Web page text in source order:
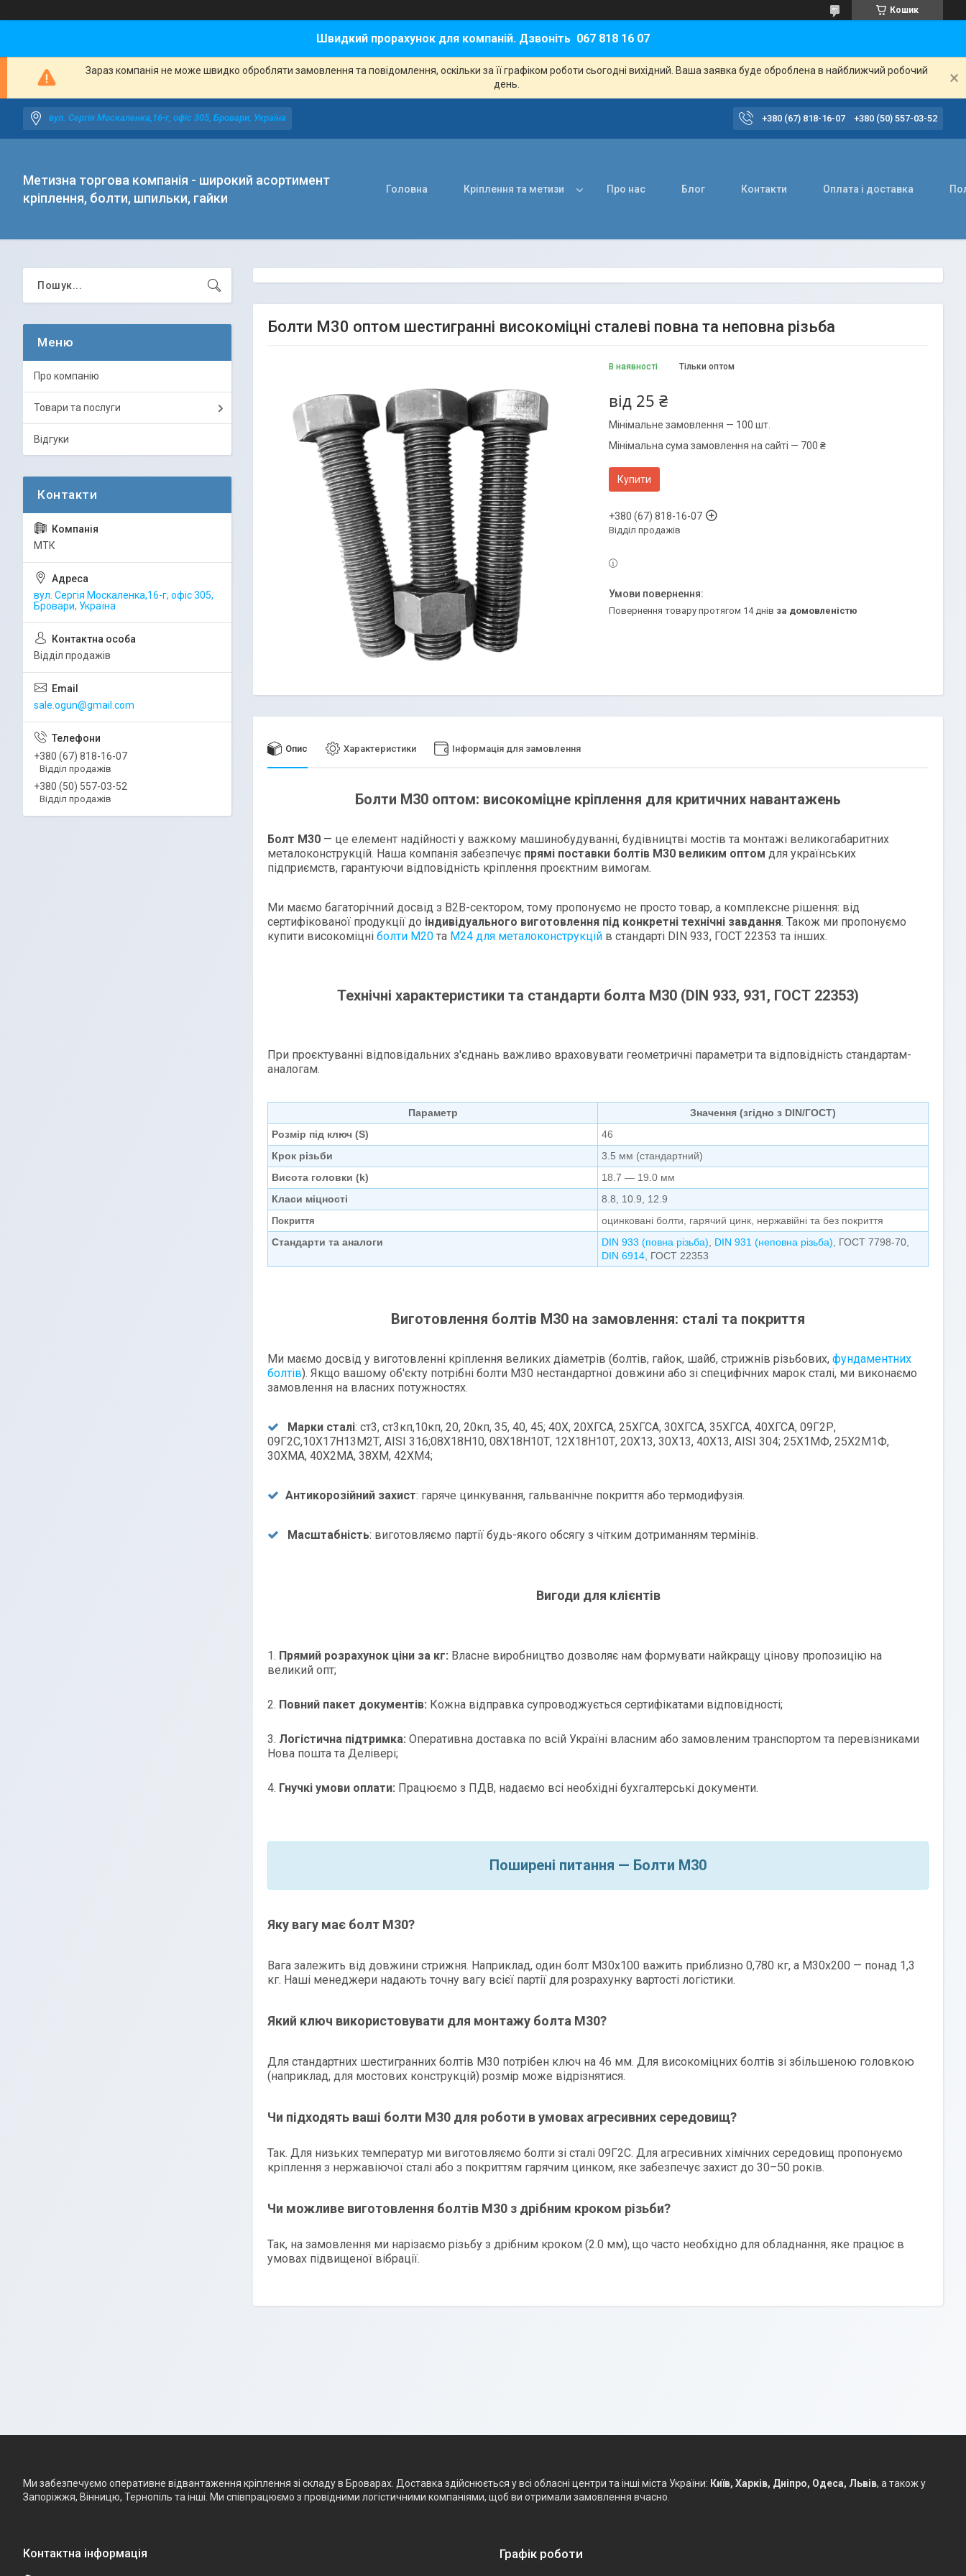
Кошик
Швидкий прорахунок для компаній. Дзвоніть 067 818 16 07
Зараз компанія не може швидко обробляти замовлення та повідомлення, оскільки за її графіком роботи сьогодні вихідний. Ваша заявка буде оброблена в найближчий робочий
день.
вул. Сергія Москаленка,16-г, офіс 305, Бровари, Україна +380 (67) 818-16-07 +380 (50) 557-03-52
Метизна торгова компанія - широкий асортимент
кріплення, болти, шпильки, гайки
Головна Кріплення та метизи Про нас Блог Контакти Оплата і доставка
Болти М30 оптом шестигранні високоміцні сталеві повна та неповна різьба
В наявності Тільки оптом
від 25 ₴
Мінімальне замовлення — 100 шт.
Мінімальна сума замовлення на сайті — 700 ₴
Купити
+380 (67) 818-16-07
Відділ продажів
повернення товару протягом 14 днів за домовленістю
Опис Характеристики Інформація для замовлення
Болти М30 оптом: високоміцне кріплення для критичних навантажень
Болт M30 — це елемент надійності у важкому машинобудуванні, будівництві мостів та монтажі великогабаритних
металоконструкцій. Наша компанія забезпечує прямі поставки болтів М30 великим оптом для українських
підприємств, гарантуючи відповідність кріплення проєктним вимогам.
Ми маємо багаторічний досвід з B2B-сектором, тому пропонуємо не просто товар, а комплексне рішення: від
сертифікованої продукції до індивідуального виготовлення під конкретні технічні завдання. Також ми пропонуємо
купити високоміцні болти М20 та М24 для металоконструкцій в стандарті DIN 933, ГОСТ 22353 та інших.
Технічні характеристики та стандарти болта М30 (DIN 933, 931, ГОСТ 22353)
При проєктуванні відповідальних з'єднань важливо враховувати геометричні параметри та відповідність стандартам-
аналогам.
Параметр
Значення (згідно з DIN/ГОСТ)
Розмір під ключ (S)
46
Крок різьби
3.5 мм (стандартний)
Висота головки (k)
18.7 — 19.0 мм
Класи міцності
8.8, 10.9, 12.9
Покриття
оцинковані болти, гарячий цинк, нержавійні та без покриття
Стандарти та аналоги
DIN 933 (повна різьба) DIN 931 (неповна різьба) , ГОСТ 7798-70,
DIN 6914 , ГОСТ 22353
Виготовлення болтів М30 на замовлення: сталі та покриття
Ми маємо досвід у виготовленні кріплення великих діаметрів (болтів, гайок, шайб, стрижнів різьбових, фундаментних
болтів). Якщо вашому об'єкту потрібні болти М30 нестандартної довжини або зі специфічних марок сталі, ми виконаємо
замовлення на власних потужностях.
Марки сталі: ст3, ст3кп,10кп, 20, 20кп, 35, 40, 45; 40Х, 20ХГСА, 25ХГСА, 30ХГСА, 35ХГСА, 40ХГСА, 09Г2Р,
09Г2С,10Х17Н13М2Т, AISI 316;08Х18Н10, 08Х18Н10Т, 12Х18Н10Т, 20Х13, 30Х13, 40Х13, AISI 304; 25Х1МФ, 25Х2М1Ф,
30ХМА, 40Х2МА, 38XM, 42ХМ4;
Антикорозійний захист: гаряче цинкування, гальванічне покриття або термодифузія.
Масштабність: виготовляємо партії будь-якого обсягу з чітким дотриманням термінів.
Вигоди для клієнтів
1. Прямий розрахунок ціни за кг: Власне виробництво дозволяє нам формувати найкращу цінову пропозицію на
великий опт;
2. Повний пакет документів: Кожна відправка супроводжується сертифікатами відповідності;
3. Логістична підтримка: Оперативна доставка по всій Україні власним або замовленим транспортом та перевізниками
Нова пошта та Делівері;
4. Гнучкі умови оплати: Працюємо з ПДВ, надаємо всі необхідні бухгалтерські документи.
Поширені питання — Болти М30
Яку вагу має болт М30?
Вага залежить від довжини стрижня. Наприклад, один болт М30х100 важить приблизно 0,780 кг, а М30х200 — понад 1,3
кг. Наші менеджери надають точну вагу всієї партії для розрахунку вартості логістики.
Який ключ використовувати для монтажу болта М30?
Для стандартних шестигранних болтів М30 потрібен ключ на 46 мм. Для високоміцних болтів зі збільшеною головкою
(наприклад, для мостових конструкцій) розмір може відрізнятися.
Чи підходять ваші болти М30 для роботи в умовах агресивних середовищ?
Так. Для низьких температур ми виготовляємо болти зі сталі 09Г2С. Для агресивних хімічних середовищ пропонуємо
кріплення з нержавіючої сталі або з покриттям гарячим цинком, яке забезпечує захист до 30–50 років.
Чи можливе виготовлення болтів М30 з дрібним кроком різьби?
Так, на замовлення ми нарізаємо різьбу з дрібним кроком (2.0 мм), що часто необхідно для обладнання, яке працює в
умовах підвищеної вібрації.
Про компанію
Товари та послуги
Відгуки
МТК
вул. Сергія Москаленка,16-г, офіс 305,
Бровари, Україна
Відділ продажів
sale.ogun@gmail.com
+380 (67) 818-16-07
Відділ продажів
+380 (50) 557-03-52
Відділ продажів
Ми забезпечуємо оперативне відвантаження кріплення зі складу в Броварах. Доставка здійснюється у всі обласні центри та інші міста України: Київ, Харків, Дніпро, Одеса, Львів, а також у
Запоріжжя, Вінницю, Тернопіль та інші. Ми співпрацюємо з провідними логістичними компаніями, щоб ви отримали замовлення вчасно.
Графік роботи